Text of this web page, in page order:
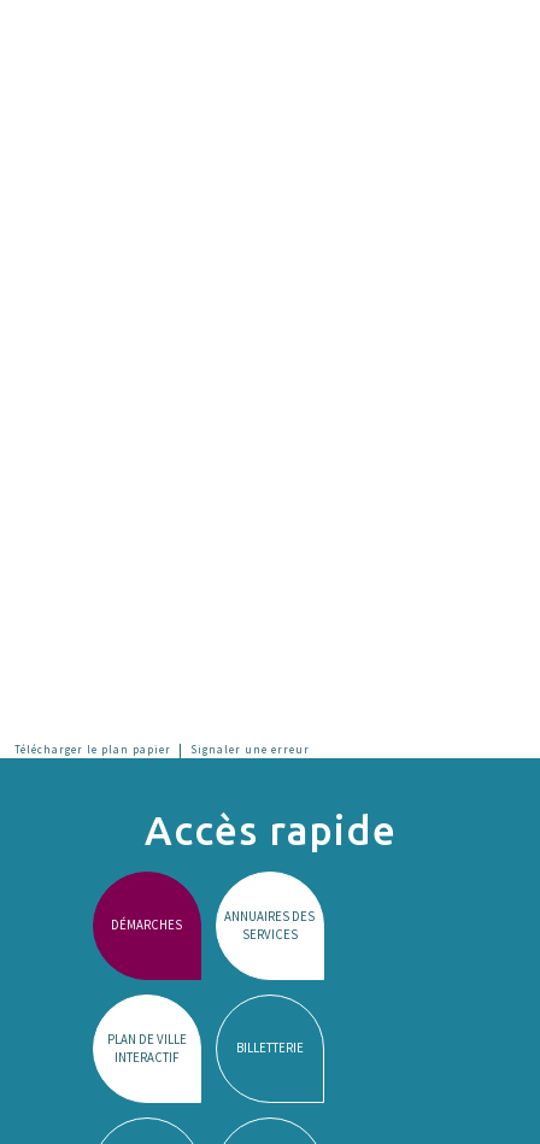
Télécharger le plan papier | Signaler une erreur
Accès rapide
DÉMARCHES
ANNUAIRES DES
SERVICES
PLAN DE VILLE
INTERACTIF
BILLETTERIE